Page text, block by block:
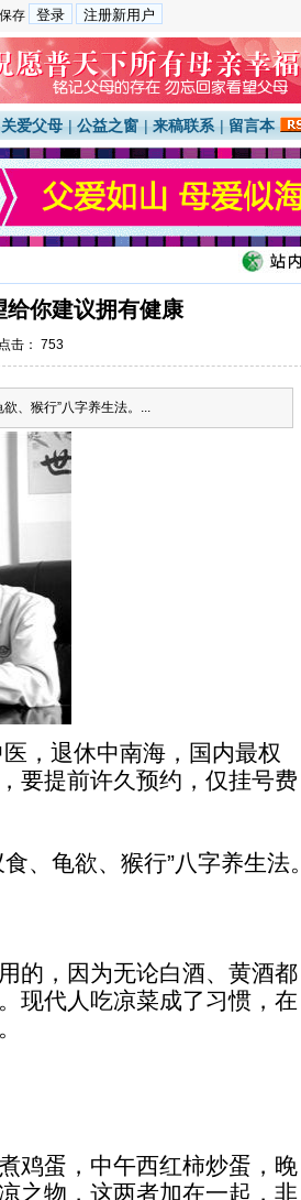
保存
关爱父母 |公益之窗 |来稿联系 |留言本
你建议拥有健康
击： 753
、猴行”八字养生法。...
，退休中南海，国内最权
要提前许久预约，仅挂号费
、龟欲、猴行”八字养生法。
的，因为无论白酒、黄酒都
现代人吃凉菜成了习惯，在
鸡蛋，中午西红柿炒蛋，晚
之物，这两者加在一起，非